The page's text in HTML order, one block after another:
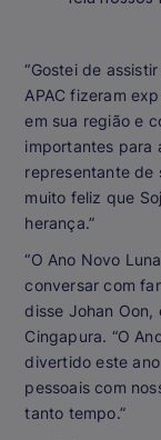
“Gostei de
APAC fizeram
em sua região e
importantes para
representante de
muito feliz que
herança.”
“O Ano Novo
conversar com
disse Johan Oon,
Cingapura. “O
divertido este
pessoais com
tanto tempo.”